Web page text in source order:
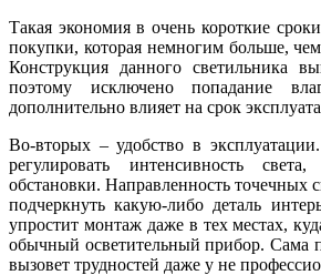
Такая экономия в очень короткие
покупки, которая немногим больше,
Конструкция данного светильника
поэтому исключено попадание
дополнительно влияет на срок
Во-вторых – удобство в
регулировать интенсивность
обстановки. Направленность точечных
подчеркнуть какую-либо деталь
упростит монтаж даже в тех местах,
обычный осветительный прибор. Сама
вызовет трудностей даже у не